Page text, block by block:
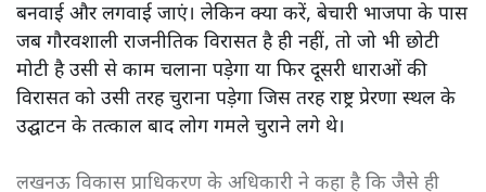
बनवाई और लगवाई जाएं। लेकिन क्या करें, बेचारी भाजपा के पास
जब गौरवशाली राजनीतिक विरासत है ही नहीं, तो जो भी छोटी
मोटी है उसी से काम चलाना पड़ेगा या फिर दूसरी धाराओं की
विरासत को उसी तरह चुराना पड़ेगा जिस तरह राष्ट्र प्रेरणा स्थल के
उद्घाटन के तत्काल बाद लोग गमले चुराने लगे थे।
लखनऊ विकास प्राधिकरण के अधिकारी ने कहा है कि जैसे ही